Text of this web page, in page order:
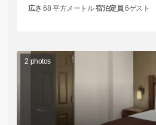
広さ 68 平方メートル宿泊定員 6ゲスト
2 photos